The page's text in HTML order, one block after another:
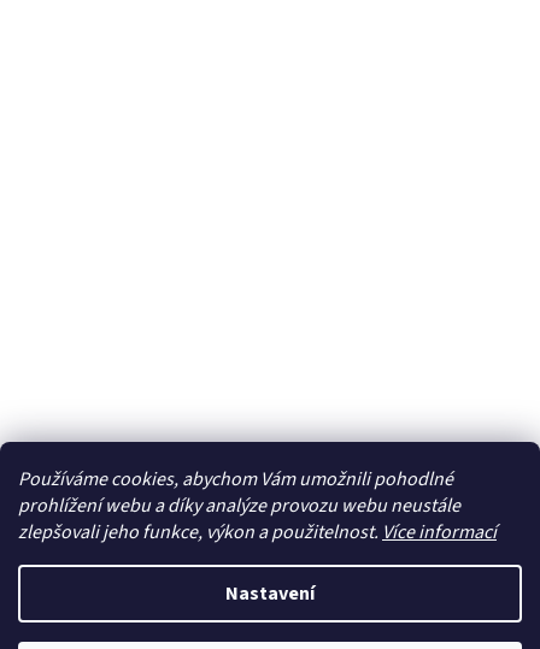
Používáme cookies, abychom Vám umožnili pohodlné
prohlížení webu a díky analýze provozu webu neustále
zlepšovali jeho funkce, výkon a použitelnost. Více informací
Nastavení